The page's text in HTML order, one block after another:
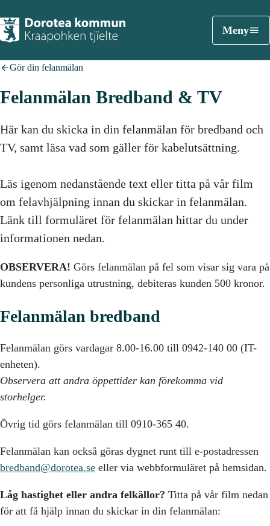
Meny
Gör din felanmälan
Felanmälan Bredband & TV
Här kan du skicka in din felanmälan för bredband och
TV, samt läsa vad som gäller för kabelutsättning.
Läs igenom nedanstående text eller titta på vår film
om felavhjälpning innan du skickar in felanmälan.
Länk till formuläret för felanmälan hittar du under
informationen nedan.
OBSERVERA! Görs felanmälan på fel som visar sig vara på
kundens personliga utrustning, debiteras kunden 500 kronor.
Felanmälan bredband
Felanmälan görs vardagar 8.00-16.00 till 0942-140 00 (IT-
enheten).
Observera att andra öppettider kan förekomma vid
storhelger.
Övrig tid görs felanmälan till 0910-365 40.
Felanmälan kan också göras dygnet runt till e-postadressen
bredband@dorotea.se eller via webbformuläret på hemsidan.
Låg hastighet eller andra felkällor? Titta på vår film nedan
för att få hjälp innan du skickar in din felanmälan: